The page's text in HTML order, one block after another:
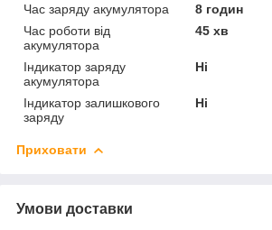
Час заряду акумулятора
8 годин
Час роботи від
акумулятора
45 хв
Індикатор заряду
акумулятора
Ні
Індикатор залишкового
заряду
Ні
Приховати
Умови доставки